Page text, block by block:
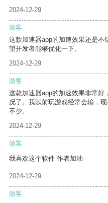
2024-12-29
游客
这款加速器app的加速效果还是
望开发者能够优化一下。
2024-12-29
游客
这款加速器app的加速效果非常
况了。我以前玩游戏经常会输，
不少。
2024-12-29
游客
我喜欢这个软件 作者加油
2024-12-29
游客